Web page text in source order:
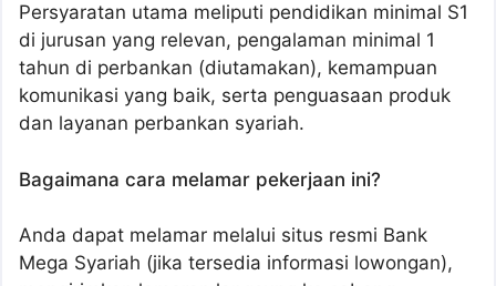
Persyaratan utama meliputi pendidikan minimal S1
di jurusan yang relevan, pengalaman minimal 1
tahun di perbankan (diutamakan), kemampuan
komunikasi yang baik, serta penguasaan produk
dan layanan perbankan syariah.
Bagaimana cara melamar pekerjaan ini?
Anda dapat melamar melalui situs resmi Bank
Mega Syariah (jika tersedia informasi lowongan),